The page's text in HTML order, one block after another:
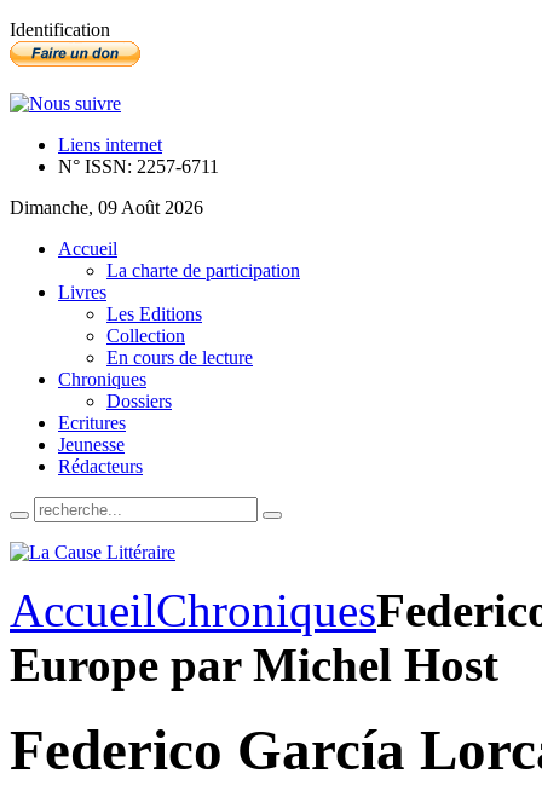
Identification
Liens internet
N° ISSN: 2257-6711
Dimanche, 09 Août 2026
Accueil
La charte de participation
Livres
Les Editions
Collection
En cours de lecture
Chroniques
Dossiers
Ecritures
Jeunesse
Rédacteurs
AccueilChroniques
Europe par Michel Host
Federico García